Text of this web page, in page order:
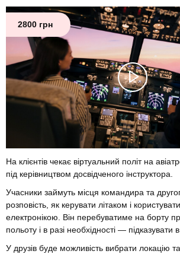
2800 грн
На клієнтів чекає віртуальний політ на
під керівництвом досвідченого інструктора.
Учасники займуть місця командира та
розповість, як керувати літаком і
електронікою. Він перебуватиме на борту
польоту і в разі необхідності — підказувати
У друзів буде можливість вибрати локацію